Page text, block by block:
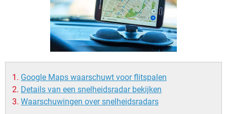
Google Maps waarschuwt voor flitspalen
Details van een snelheidsradar bekijken
Waarschuwingen over snelheidsradars